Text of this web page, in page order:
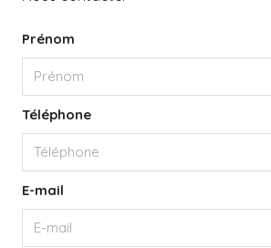
Prénom
Téléphone
E-mail